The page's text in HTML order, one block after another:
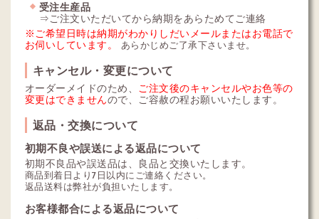
受注生産品
⇒ご注文いただいてから納期をあらためてご連絡
※ご希望日時は納期がわかりしだいメールまたはお電話で
お伺いしています。
あらかじめご了承下さいませ。
キャンセル・変更について
オーダーメイドのため、 ご注文後のキャンセルやお色等の
変更はできませんので、ご容赦の程お願いいたします。
返品・交換について
初期不良や誤送による返品について
初期不良品や誤送品は、良品と交換いたします。
商品到着日より7日以内にご連絡ください。
返品送料は弊社が負担いたします。
お客様都合による返品について